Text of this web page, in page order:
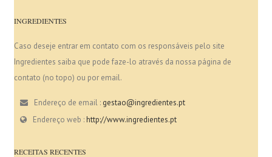
INGREDIENTES
Caso deseje entrar em contato com os responsáveis pelo site
Ingredientes saiba que pode faze-lo através da nossa página de
contato (no topo) ou por email.
Endereço de email : gestao@ingredientes.pt
Endereço web :http://www.ingredientes.pt
RECEITAS RECENTES